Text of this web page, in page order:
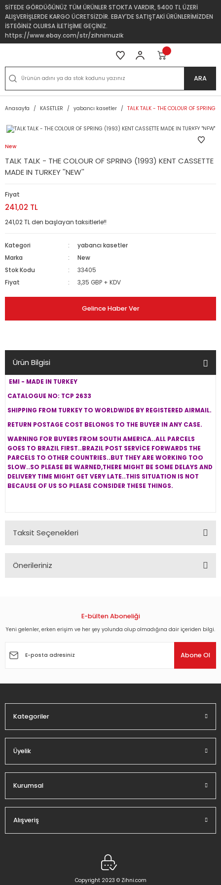
SİTEDE GÖRDÜĞÜNÜZ TÜM ÜRÜNLER STOKTA VARDIR, 5400 TL ÜZERİ
ALIŞVERİŞLERDE KARGO ÜCRETSİZDİR. EBAY'DE SATIŞTAKİ ÜRÜNLERİMİZDEN
İSTEĞİNİZ OLURSA İLETİŞİME GEÇİNİZ.
https://www.ebay.com/str/zihnimuzik
ARA
Anasayfa KASETLER yabancı kasetler TALK TALK - THE COLOUR OF SPRING
New
TALK TALK - THE COLOUR OF SPRING (1993) KENT CASSETTE
MADE IN TURKEY ''NEW''
Fiyat
241,02 TL
241,02 TL den başlayan taksitlerle!!
Kategori
yabancı kasetler
Marka
New
Stok Kodu
33405
Fiyat
3,35 GBP + KDV
Gelince Haber Ver
Ürün Bilgisi
EMI - MADE IN TURKEY
CATALOGUE NO: TCP 2633
SHIPPING FROM TURKEY TO WORLDWIDE BY REGISTERED AIRMAIL.
RETURN POSTAGE COST BELONGS TO THE BUYER IN ANY CASE.
WARNING FOR BUYERS FROM SOUTH AMERICA..ALL PARCELS
GOES TO BRAZIL FIRST..BRAZIL POST SERVİCE FORWARDS THE
PARCELS TO OTHER COUNTRIES..BUT THEY ARE WORKING TOO
SLOW..SO PLEASE BE WARNED,THERE MIGHT BE SOME DELAYS AND
DELIVERY TIME MIGHT GET VERY LATE..THIS SITUATION IS NOT
BECAUSE OF US SO PLEASE CONSIDER THESE THINGS.
Taksit Seçenekleri
Önerileriniz
Görüş ve önerileriniz için teşekkür ederiz.
Ürün açıklamasında eksik bilgiler bulunuyor.
E-bülten Aboneliği
Yeni gelenler, erken erişim ve her şey yolunda olup olmadığına dair içeriden bilgi.
Abone Ol
Kategoriler
Üyelik
Kurumsal
Alışveriş
Copyright 2023 © Zihni.com